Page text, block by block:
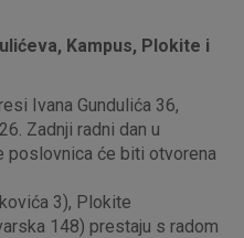
Kampus, Plokite i
Ivana Gundulića 36,
Zadnji radni dan u
poslovnica će biti otvorena
3), Plokite
148) prestaju s radom